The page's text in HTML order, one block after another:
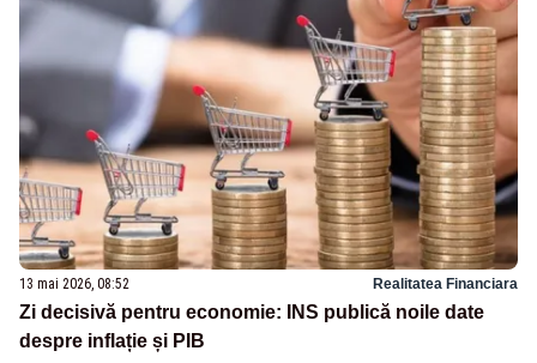
13 mai 2026, 08:52 Realitatea Financiara
Zi decisivă pentru economie: INS publică noile date
despre inflație și PIB